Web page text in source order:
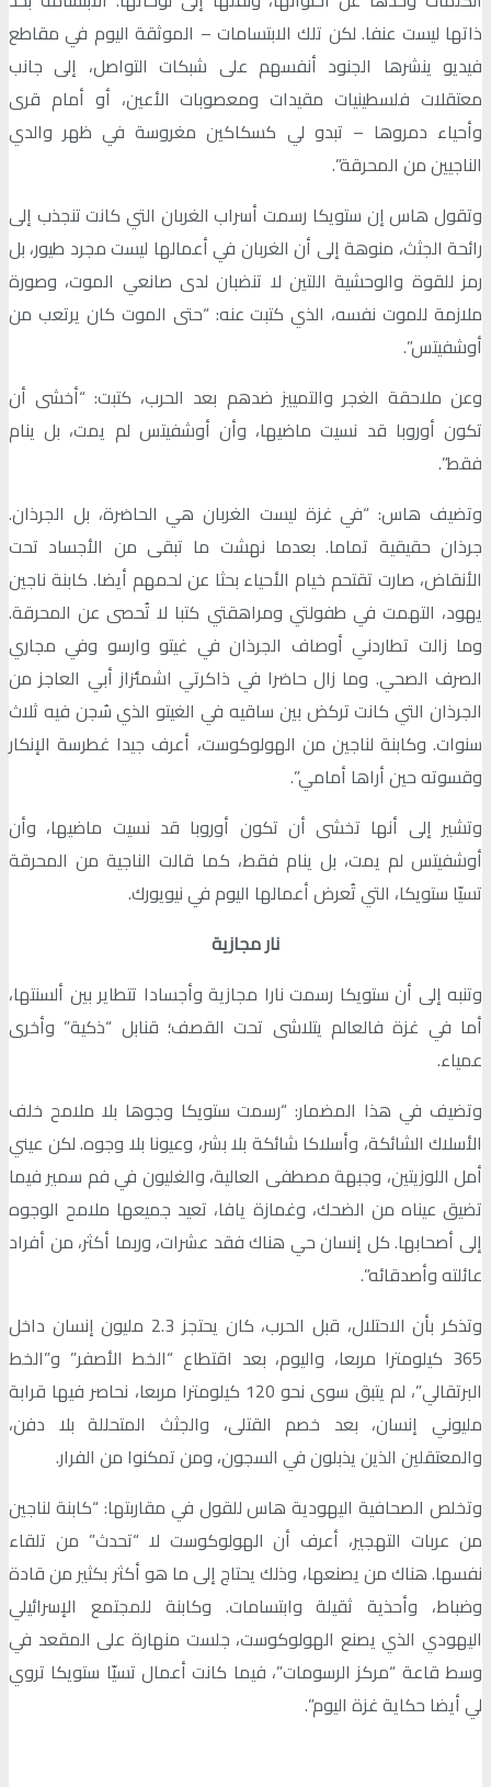
ذاتها ليست عنفا. لكن تلك الابتسامات – الموثقة اليوم في مقاطع
فيديو ينشرها الجنود أنفسهم على شبكات التواصل، إلى جانب
معتقلات فلسطينيات مقيدات ومعصوبات الأعين، أو أمام قرى
وأحياء دمروها – تبدو لي كسكاكين مغروسة في ظهر والدي
الناجيين من المحرقة”.
وتقول هاس إن ستويكا رسمت أسراب الغربان التي كانت تنجذب إلى
رائحة الجثث، منوهة إلى أن الغربان في أعمالها ليست مجرد طيور، بل
رمز للقوة والوحشية اللتين لا تنضبان لدى صانعي الموت، وصورة
ملازمة للموت نفسه، الذي كتبت عنه: “حتى الموت كان يرتعب من
أوشفيتس”.
وعن ملاحقة الغجر والتمييز ضدهم بعد الحرب، كتبت: “أخشى أن
تكون أوروبا قد نسيت ماضيها، وأن أوشفيتس لم يمت، بل ينام
فقط”.
وتضيف هاس: “في غزة ليست الغربان هي الحاضرة، بل الجرذان.
جرذان حقيقية تماما. بعدما نهشت ما تبقى من الأجساد تحت
الأنقاض، صارت تقتحم خيام الأحياء بحثا عن لحمهم أيضا. كابنة ناجين
يهود، التهمت في طفولتي ومراهقتي كتبا لا تُحصى عن المحرقة.
وما زالت تطاردني أوصاف الجرذان في غيتو وارسو وفي مجاري
الصرف الصحي. وما زال حاضرا في ذاكرتي اشمئزاز أبي العاجز من
الجرذان التي كانت تركض بين ساقيه في الغيتو الذي سُجن فيه ثلاث
سنوات. وكابنة لناجين من الهولوكوست، أعرف جيدا غطرسة الإنكار
وقسوته حين أراها أمامي”.
وتشير إلى أنها تخشى أن تكون أوروبا قد نسيت ماضيها، وأن
أوشفيتس لم يمت، بل ينام فقط، كما قالت الناجية من المحرقة
تسيّا ستويكا، التي تُعرض أعمالها اليوم في نيويورك.
نار مجازية
وتنبه إلى أن ستويكا رسمت نارا مجازية وأجسادا تتطاير بين ألسنتها،
أما في غزة فالعالم يتلاشى تحت القصف؛ قنابل “ذكية” وأخرى
عمياء.
وتضيف في هذا المضمار: “رسمت ستويكا وجوها بلا ملامح خلف
الأسلاك الشائكة، وأسلاكا شائكة بلا بشر، وعيونا بلا وجوه. لكن عيني
أمل اللوزيتين، وجبهة مصطفى العالية، والغليون في فم سمير فيما
تضيق عيناه من الضحك، وغمازة يافا، تعيد جميعها ملامح الوجوه
إلى أصحابها. كل إنسان حي هناك فقد عشرات، وربما أكثر، من أفراد
عائلته وأصدقائه”.
وتذكر بأن الاحتلال، قبل الحرب، كان يحتجز 2.3 مليون إنسان داخل
365 كيلومترا مربعا، واليوم، بعد اقتطاع “الخط الأصفر” و”الخط
البرتقالي”، لم يتبق سوى نحو 120 كيلومترا مربعا، نحاصر فيها قرابة
مليوني إنسان، بعد خصم القتلى، والجثث المتحللة بلا دفن،
والمعتقلين الذين يذبلون في السجون، ومن تمكنوا من الفرار.
وتخلص الصحافية اليهودية هاس للقول في مقاربتها: “كابنة لناجين
من عربات التهجير، أعرف أن الهولوكوست لا “تحدث” من تلقاء
نفسها. هناك من يصنعها، وذلك يحتاج إلى ما هو أكثر بكثير من قادة
وضباط، وأحذية ثقيلة وابتسامات. وكابنة للمجتمع الإسرائيلي
اليهودي الذي يصنع الهولوكوست، جلست منهارة على المقعد في
وسط قاعة “مركز الرسومات”، فيما كانت أعمال تسيّا ستويكا تروي
لي أيضا حكاية غزة اليوم”.